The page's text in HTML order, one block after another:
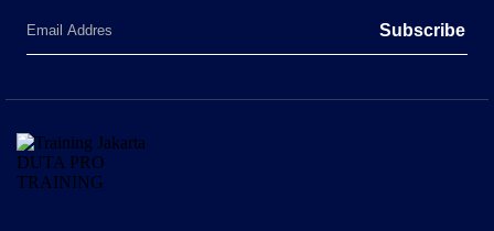
Subscribe